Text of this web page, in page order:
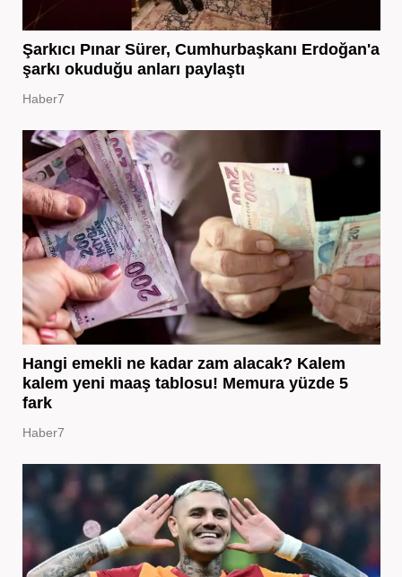
Şarkıcı Pınar Sürer, Cumhurbaşkanı Erdoğan'a
şarkı okuduğu anları paylaştı
Haber7
Hangi emekli ne kadar zam alacak? Kalem
kalem yeni maaş tablosu! Memura yüzde 5
fark
Haber7